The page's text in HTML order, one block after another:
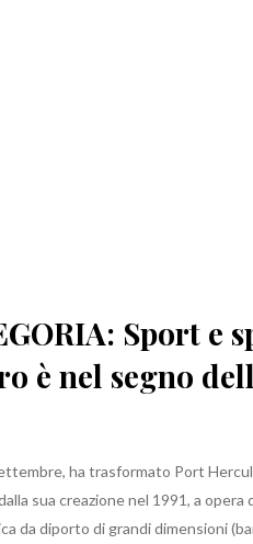
Sport e
è nel segno
ha trasformato Port
sua creazione nel 1991, a opera
da diporto di grandi dimensioni